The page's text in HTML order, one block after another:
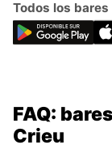
Todos los bares
FAQ:
Crieu